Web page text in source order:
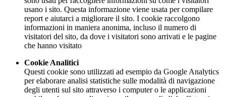
usano i sito. Questa informazione viene usata per compilare
report e aiutarci a migliorare il sito. I cookie raccolgono
informazioni in maniera anonima, incluso il numero di
visitatori del sito, da dove i visitatori sono arrivati e le pagine
che hanno visitato
Cookie Analitici
Questi cookie sono utilizzati ad esempio da Google Analytics
per elaborare analisi statistiche sulle modalità di navigazione
degli utenti sul sito attraverso i computer o le applicazioni